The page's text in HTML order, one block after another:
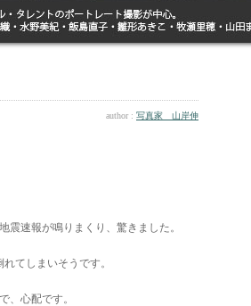
author : 写真家 山岸伸
震速報が鳴りまくり、驚きました。
てしまいそうです。
、心配です。